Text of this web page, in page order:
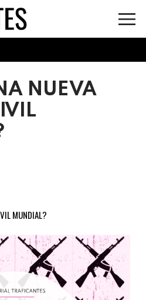
NUEVA
MUNDIAL?